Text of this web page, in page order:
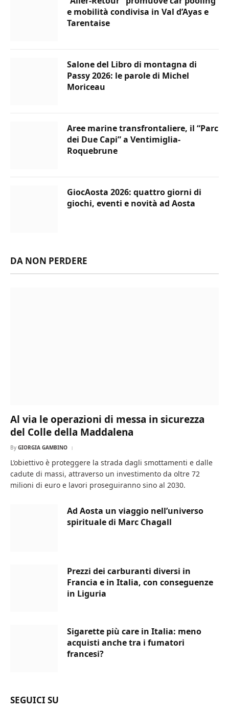
e mobilità condivisa in Val d’Ayas e
Tarentaise
Salone del Libro di montagna di
Passy 2026: le parole di Michel
Moriceau
Aree marine transfrontaliere, il “Parc
dei Due Capi” a Ventimiglia-
Roquebrune
GiocAosta 2026: quattro giorni di
giochi, eventi e novità ad Aosta
DA NON PERDERE
Al via le operazioni di messa in sicurezza
del Colle della Maddalena
By GIORGIA GAMBINO
L’obiettivo è proteggere la strada dagli smottamenti e dalle
cadute di massi, attraverso un investimento da oltre 72
milioni di euro e lavori proseguiranno sino al 2030.
Ad Aosta un viaggio nell’universo
spirituale di Marc Chagall
Prezzi dei carburanti diversi in
Francia e in Italia, con conseguenze
in Liguria
Sigarette più care in Italia: meno
acquisti anche tra i fumatori
francesi?
SEGUICI SU